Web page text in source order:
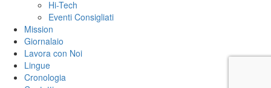
Hi-Tech
Eventi Consigliati
Mission
Giornalaio
Lavora con Noi
Lingue
Cronologia